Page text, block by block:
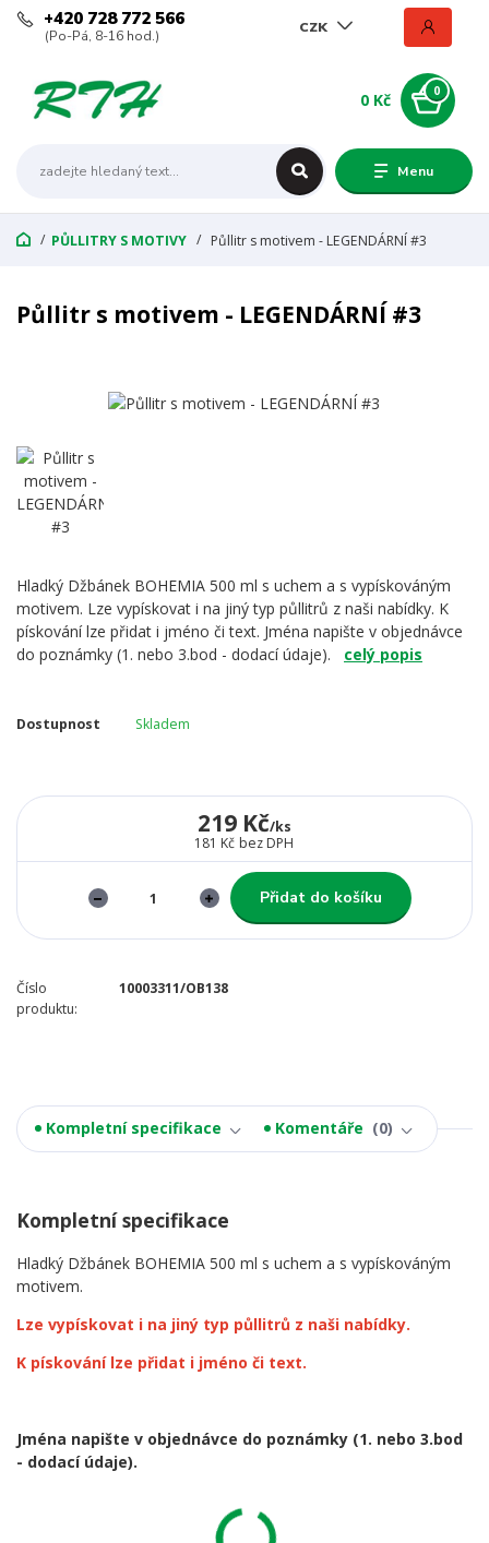
Menu
CZK
+420 728 772 566
(Po-Pá, 8-16 hod.)
0
0 Kč
PŮLLITRY S MOTIVY Půllitr s motivem - LEGENDÁRNÍ #3
Půllitr s motivem - LEGENDÁRNÍ #3
Hladký Džbánek BOHEMIA 500 ml s uchem a s vypískováným
motivem. Lze vypískovat i na jiný typ půllitrů z naši nabídky. K
pískování lze přidat i jméno či text. Jména napište v objednávce
do poznámky (1. nebo 3.bod - dodací údaje). celý popis
Dostupnost Skladem
219 Kč/ks
181 Kč bez DPH
Přidat do košíku
Číslo
produktu:
10003311/OB138
Kompletní specifikace Komentáře 0
Kompletní specifikace
Hladký Džbánek BOHEMIA 500 ml s uchem a s vypískováným
motivem.
Lze vypískovat i na jiný typ půllitrů z naši nabídky.
K pískování lze přidat i jméno či text.
Jména napište v objednávce do poznámky (1. nebo 3.bod
- dodací údaje).